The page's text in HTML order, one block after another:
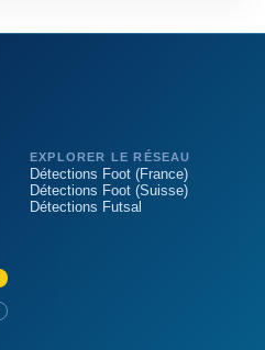
EXPLORER LE RÉSEAU
Détections Foot (France)
Détections Foot (Suisse)
Détections Futsal